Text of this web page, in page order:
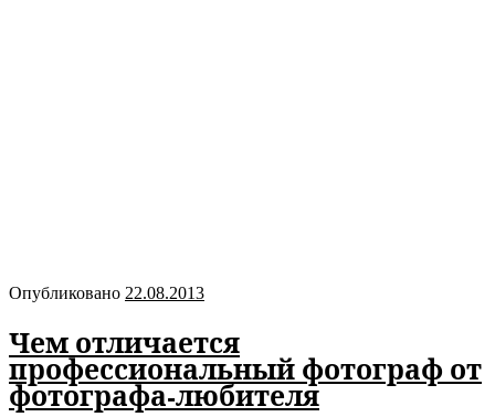
Опубликовано 22.08.2013
Чем отличается
профессиональный фотограф от
фотографа-любителя